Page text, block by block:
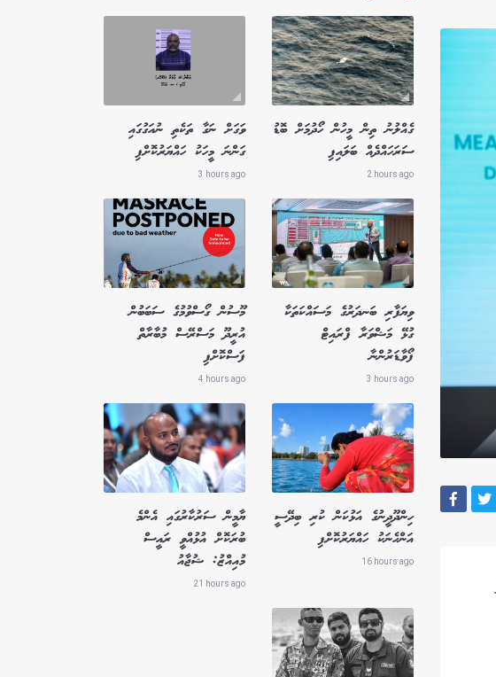
ގެއްލުނު ތިން މީހުން ހޯދުމަށް ބޮޑު
ސަރަހައްދެއް ބަލައިފި
2 hours ago
ވަގަށް ނަގާ ތަކެތި ނުއަގުގައި
ގަންނަ މީހަކު ހައްޔަރުކޮށްފި
3 hours ago
ވިޔަފާރި ބަނދަރުގެ މަސައްކަތަކާ
ގުޅޭ މަޝްވަރާ ފްރައިޓް
ފޯވާޑަރުންނާ
3 hours ago
މޫސުން ގޯސްވުމުގެ ސަބަބުން
އުރީދޫ މަސްރޭސް މުބާރާތް
ފަސްކޮށްފި
4 hours ago
ހިންދޫދީނުގެ އަޅުކަން ކުރި ބިދޭސީ
އަންހެނަކު ހައްޔަރުކޮށްފި
16 hours ago
ޔާމީން ސަރުކާރުގައި އެންމެ
ބުރަކޮށް އުޅުއްވީ ރައީސް
މުއިއްޒު: ޝުޖާއު
21 hours ago